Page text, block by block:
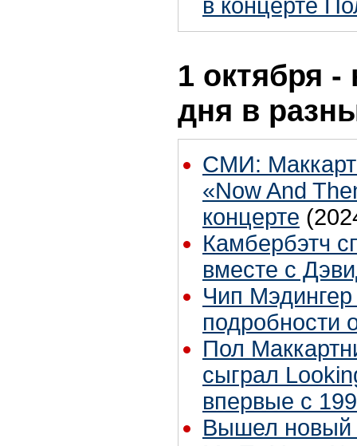
в концерте
1 октября -
дня в
СМИ:
«Now And
концерте
Камбербэтч
вместе с
Чип Мэдингер
подробности
Пол
сыграл
впервые с
Вышел новый